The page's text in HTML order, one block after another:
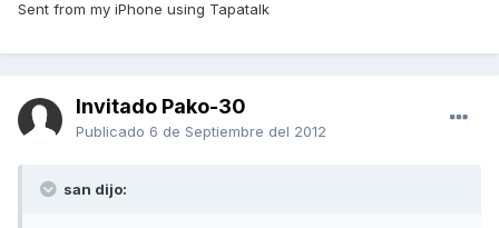
Sent from my iPhone using Tapatalk
Invitado Pako-30
Publicado 6 de Septiembre del 2012
san dijo: